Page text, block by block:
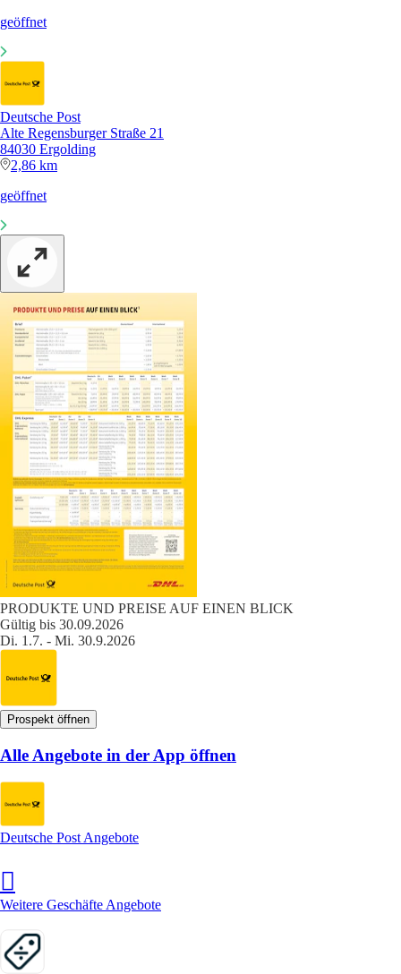
geöffnet
Deutsche Post
Alte Regensburger Straße 21
84030 Ergolding
2,86 km
geöffnet
PRODUKTE UND PREISE AUF EINEN BLICK
Gültig bis 30.09.2026
Di. 1.7. - Mi. 30.9.2026
Prospekt öffnen
Alle Angebote in der App öffnen
Deutsche Post Angebote
Weitere Geschäfte Angebote